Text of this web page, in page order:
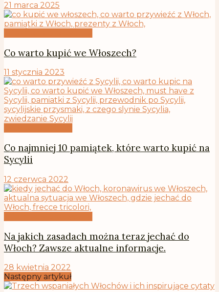
21 marca 2025
Co warto kupić we Włoszech?
11 stycznia 2023
Co najmniej 10 pamiątek, które warto kupić na
Sycylii
12 czerwca 2022
Na jakich zasadach można teraz jechać do
Włoch? Zawsze aktualne informacje.
28 kwietnia 2022
Następny artykuł